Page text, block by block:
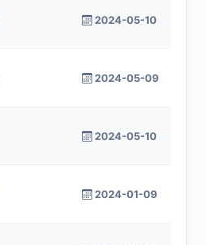
2024-05-10
2024-05-09
2024-05-10
2024-01-09